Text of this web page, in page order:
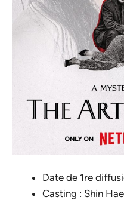
Date de 1re
Casting : Shin